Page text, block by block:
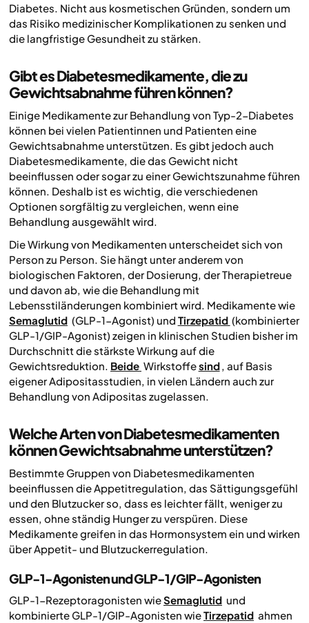
Diabetes. Nicht aus kosmetischen Gründen, sondern um
das Risiko medizinischer Komplikationen zu senken und
die langfristige Gesundheit zu stärken.
Gibt es Diabetesmedikamente, die zu
Gewichtsabnahme führen können?
Einige Medikamente zur Behandlung von Typ-2-Diabetes
können bei vielen Patientinnen und Patienten eine
Gewichtsabnahme unterstützen. Es gibt jedoch auch
Diabetesmedikamente, die das Gewicht nicht
beeinflussen oder sogar zu einer Gewichtszunahme führen
können. Deshalb ist es wichtig, die verschiedenen
Optionen sorgfältig zu vergleichen, wenn eine
Behandlung ausgewählt wird.
Die Wirkung von Medikamenten unterscheidet sich von
Person zu Person. Sie hängt unter anderem von
biologischen Faktoren, der Dosierung, der Therapietreue
und davon ab, wie die Behandlung mit
Lebensstiländerungen kombiniert wird. Medikamente wie
Semaglutid (GLP-1-Agonist) und Tirzepatid (kombinierter
GLP-1/GIP-Agonist) zeigen in klinischen Studien bisher im
Durchschnitt die stärkste Wirkung auf die
Gewichtsreduktion. Beide Wirkstoffesind , auf Basis
eigener Adipositasstudien, in vielen Ländern auch zur
Behandlung von Adipositas zugelassen.
Welche Arten von Diabetesmedikamenten
können Gewichtsabnahme unterstützen?
Bestimmte Gruppen von Diabetesmedikamenten
beeinflussen die Appetitregulation, das Sättigungsgefühl
und den Blutzucker so, dass es leichter fällt, weniger zu
essen, ohne ständig Hunger zu verspüren. Diese
Medikamente greifen in das Hormonsystem ein und wirken
über Appetit- und Blutzuckerregulation.
GLP-1-Agonisten und GLP-1/GIP-Agonisten
GLP-1-Rezeptoragonisten wieSemaglutid und
kombinierte GLP-1/GIP-Agonisten wieTirzepatid ahmen